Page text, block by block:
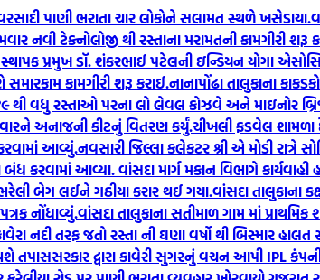
પાણી ભરાતા ચાર લોકોને સલામત સ્થળે ખસેડાયા.
નવી ટેક્નોલોજી થી રસ્તાના મરામતની કામગીરી શરૂ
પ્રમુખ ડૉ. શંકરભાઈ પટેલની ઇન્ડિયન યોગા
સમારકામ કામગીરી શરૂ કરાઈ.નાનાપોંઢા તાલુકાના
૪૯ થી વધુ રસ્તાઓ પરના લો લેવલ કોઝવે અને માઇનોર
અનાજની કીટનું વિતરણ કર્યું.ચીખલી ફડવેલ શામળા
આવ્યું.નવસારી જિલ્લા કલેકટર શ્રી એ મોડી
આવ્યા. વાંસદા માર્ગ મકાન વિભાગે કાર્યવાહી
બેગ લઈને ગઠીયા કરાર થઈ ગયા.વાંસદા તાલુકાના
નોંધાવ્યું.વાંસદા તાલુકાના સતીમાળ ગામ માં પ્રાથમિક
નદી તરફ જતો રસ્તા ની ઘણા વર્ષો થી બિસ્માર હાલત
તપાસસરકાર દ્વારા કાવેરી સુગરનું વચન આપી IPL